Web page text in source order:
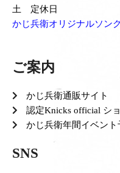
土 定休日
かじ兵衛オリジナルソン
ご案内
かじ兵衛通販サイト
認定Knicks official シ
かじ兵衛年間イベント
SNS